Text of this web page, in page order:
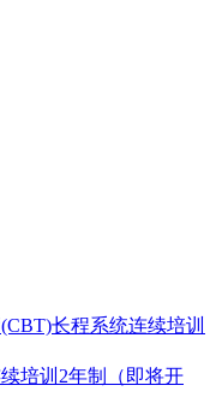
长程系统连续培训
培训2年制（即将开